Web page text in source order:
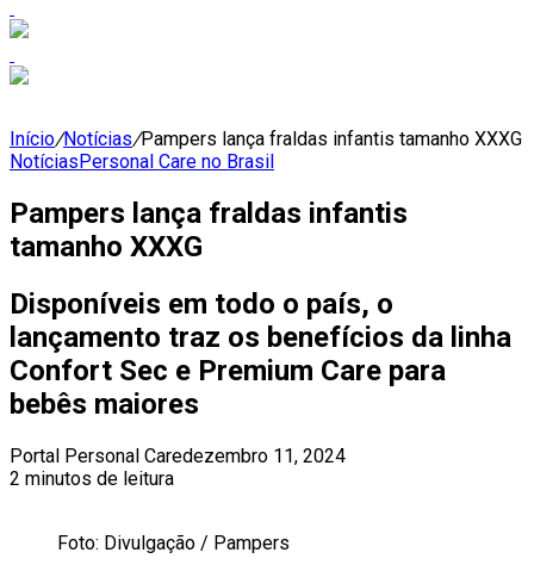
Início/Notícias/Pampers lança fraldas infantis tamanho XXXG
NotíciasPersonal Care no Brasil
Pampers lança fraldas infantis
tamanho XXXG
Disponíveis em todo o país, o
lançamento traz os benefícios da linha
Confort Sec e Premium Care para
bebês maiores
Portal Personal Caredezembro 11, 2024
2 minutos de leitura
Foto: Divulgação / Pampers